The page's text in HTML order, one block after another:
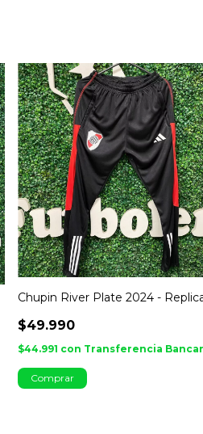
Chupin River Plate 2024 -
$49.990
$44.991 con Transferencia
Comprar